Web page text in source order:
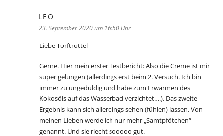
LEO
23. September 2020 um 16:50 Uhr
Liebe Torftrottel
Gerne. Hier mein erster Testbericht: Also die Creme ist mir
super gelungen (allerdings erst beim 2. Versuch. Ich bin
immer zu ungeduldig und habe zum Erwärmen des
Kokosöls auf das Wasserbad verzichtet….). Das zweite
Ergebnis kann sich allerdings sehen (fühlen) lassen. Von
meinen Lieben werde ich nur mehr „Samtpfötchen“
genannt. Und sie riecht sooooo gut.